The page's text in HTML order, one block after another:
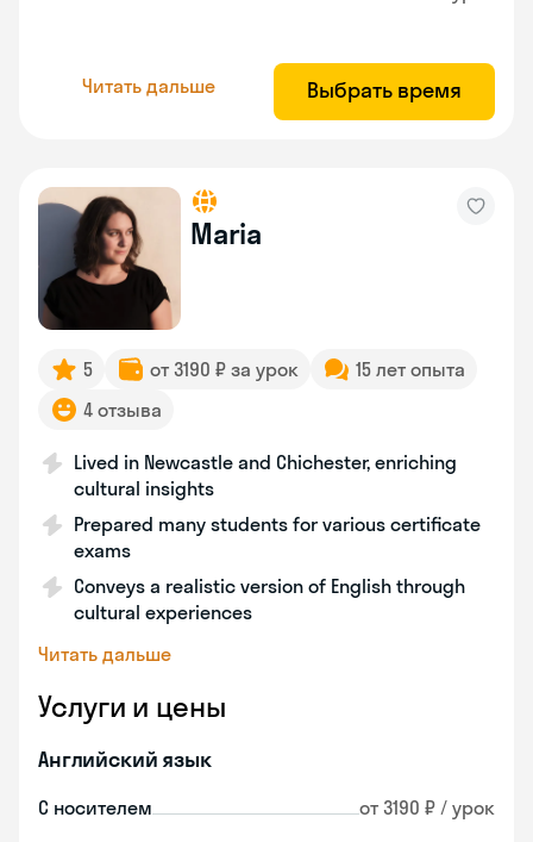
Читать дальше Выбрать время
Maria
5 от 3190 ₽ за урок
15 лет опыта
4 отзыва
Lived in Newcastle and Chichester, enriching
cultural insights
Prepared many students for various certificate
exams
Conveys a realistic version of English through
cultural experiences
Читать дальше
Услуги и цены
Английский язык
С носителем от 3190 ₽ / урок